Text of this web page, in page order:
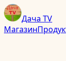
Дача TV
Магазин